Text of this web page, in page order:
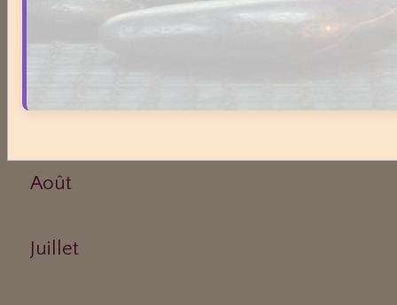
Août
Juillet